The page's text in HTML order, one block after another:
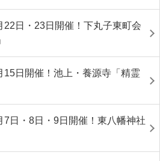
22日・23日開催！下丸子東町会
15日開催！池上・養源寺「精霊
7日・8日・9日開催！東八幡神社